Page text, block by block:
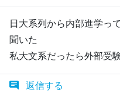
日大系列から内部進学っ
聞いた
私大文系だったら外部受
返信する